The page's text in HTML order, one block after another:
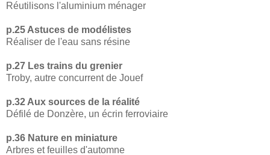
Réutilisons l'aluminium ménager
p.25 Astuces de modélistes
Réaliser de l'eau sans résine
p.27 Les trains du grenier
Troby, autre concurrent de Jouef
p.32 Aux sources de la réalité
Défilé de Donzère, un écrin ferroviaire
p.36 Nature en miniature
Arbres et feuilles d'automne